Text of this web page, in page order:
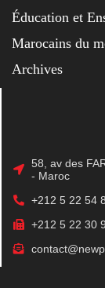
Éducation et
Marocains du
Archives
58, av des
- Maroc
+212 5 22 54
+212 5 22 30